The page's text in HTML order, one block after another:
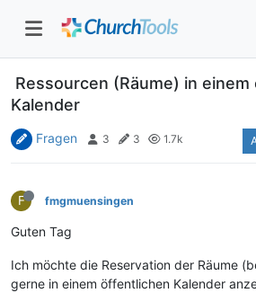
Ressourcen (Räume) in
Kalender
Fragen 3 3 1.7k
F fmgmuensingen
Guten Tag
Ich möchte die Reservation der Räume
gerne in einem öffentlichen Kalender